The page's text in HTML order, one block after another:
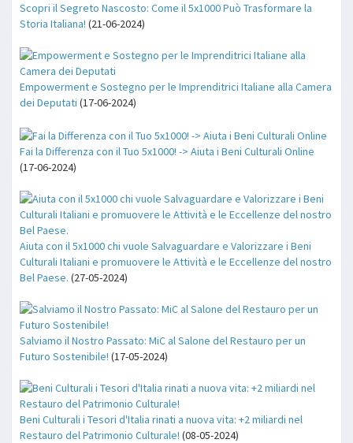
Scopri il Segreto Nascosto: Come il 5x1000 Può Trasformare la
Storia Italiana! (21-06-2024)
Empowerment e Sostegno per le Imprenditrici Italiane alla Camera
dei Deputati (17-06-2024)
Fai la Differenza con il Tuo 5x1000! -> Aiuta i Beni Culturali Online
(17-06-2024)
Aiuta con il 5x1000 chi vuole Salvaguardare e Valorizzare i Beni
Culturali Italiani e promuovere le Attività e le Eccellenze del nostro
Bel Paese. (27-05-2024)
Salviamo il Nostro Passato: MiC al Salone del Restauro per un
Futuro Sostenibile! (17-05-2024)
Beni Culturali i Tesori d'Italia rinati a nuova vita: +2 miliardi nel
Restauro del Patrimonio Culturale! (08-05-2024)